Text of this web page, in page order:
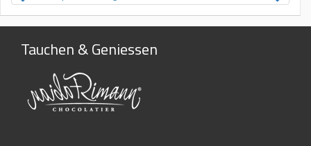
Tauchen & Geniessen